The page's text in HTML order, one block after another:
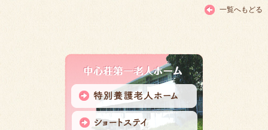
一覧へもどる